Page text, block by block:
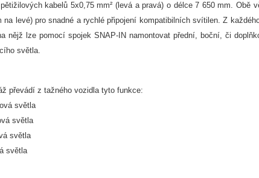
kabelů 5x0,75 mm² (levá a pravá) o délce 7 650 mm.
na levé) pro snadné a rychlé připojení kompatibilních svítilen. Z
nějž lze pomocí spojek SNAP-IN namontovat přední, boční, či
světla.
převádí z tažného vozidla tyto funkce:
světla
světla
světla
světla